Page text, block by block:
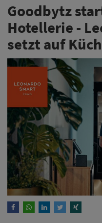
Goodbytz
Hotellerie -
setzt auf